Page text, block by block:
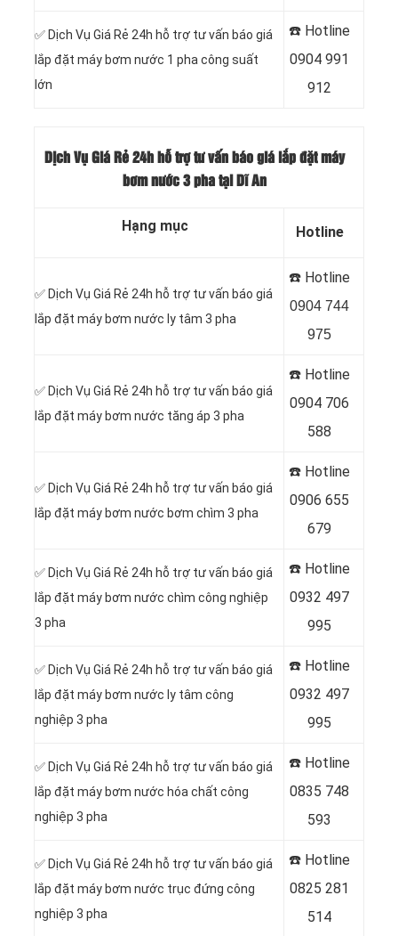
✅ Dịch Vụ Giá Rẻ 24h hỗ trợ tư vấn báo giá
lắp đặt máy bơm nước 1 pha công suất
lớn
☎️ Hotline
0904 991
912
Dịch Vụ Giá Rẻ 24h hỗ trợ tư vấn báo giá lắp đặt máy
bơm nước 3 pha tại Dĩ An
Hạng mục Hotline
✅ Dịch Vụ Giá Rẻ 24h hỗ trợ tư vấn báo giá
lắp đặt máy bơm nước ly tâm 3 pha
☎️ Hotline
0904 744
975
✅ Dịch Vụ Giá Rẻ 24h hỗ trợ tư vấn báo giá
lắp đặt máy bơm nước tăng áp 3 pha
☎️ Hotline
0904 706
588
✅ Dịch Vụ Giá Rẻ 24h hỗ trợ tư vấn báo giá
lắp đặt máy bơm nước bơm chìm 3 pha
☎️ Hotline
0906 655
679
✅ Dịch Vụ Giá Rẻ 24h hỗ trợ tư vấn báo giá
lắp đặt máy bơm nước chìm công nghiệp
3 pha
☎️ Hotline
0932 497
995
✅ Dịch Vụ Giá Rẻ 24h hỗ trợ tư vấn báo giá
lắp đặt máy bơm nước ly tâm công
nghiệp 3 pha
☎️ Hotline
0932 497
995
✅ Dịch Vụ Giá Rẻ 24h hỗ trợ tư vấn báo giá
lắp đặt máy bơm nước hóa chất công
nghiệp 3 pha
☎️ Hotline
0835 748
593
✅ Dịch Vụ Giá Rẻ 24h hỗ trợ tư vấn báo giá
lắp đặt máy bơm nước trục đứng công
nghiệp 3 pha
☎️ Hotline
0825 281
514